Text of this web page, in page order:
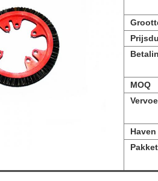
MOQ
Haven
Pakket